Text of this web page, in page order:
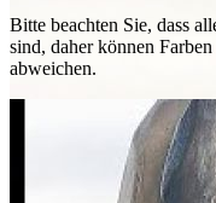
Bitte beachten Sie, dass
sind, daher können
abweichen.